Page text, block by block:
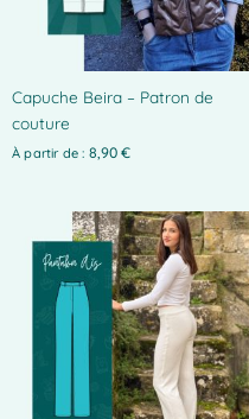
Capuche Beira – Patron de
couture
À partir de : 8,90 €
peuvent
sur
la
page
produit
plusieurs